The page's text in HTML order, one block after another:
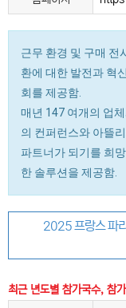
근무 환경 및 구매 전
환에 대한 발전과 혁
회를 제공함.
매년 147 여개의 업
의 컨퍼런스와 아뜰
파트너가 되기를 희
한 솔루션을 제공함.
2025 프랑스 파
최근 년도별 참가국수, 참